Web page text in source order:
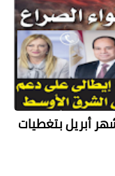
أبريل بتغطيات